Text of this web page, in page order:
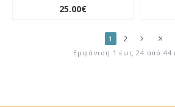
25.00€
1
2
Εμφάνιση 1 έως 24 από 44